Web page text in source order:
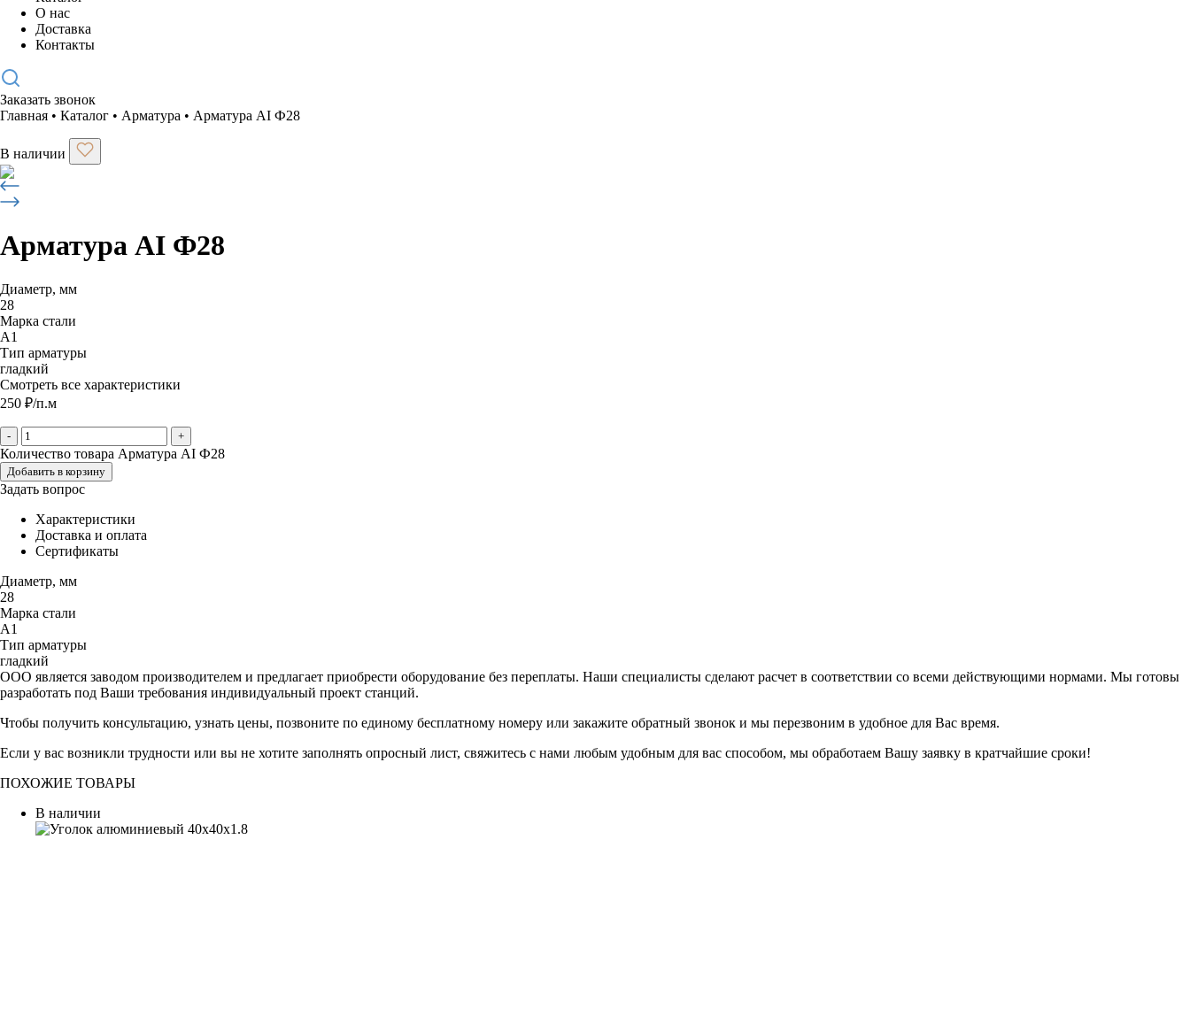
О нас
Доставка
Контакты
Заказать звонок
Главная • Каталог • Арматура • Арматура АI Ф28
В наличии
Арматура АI Ф28
Диаметр, мм
28
Марка стали
А1
Тип арматуры
гладкий
Смотреть все характеристики
250 ₽/п.м
- +
Количество товара Арматура АI Ф28
Добавить в корзину
Задать вопрос
Характеристики
Доставка и оплата
Сертификаты
Диаметр, мм
28
Марка стали
А1
Тип арматуры
гладкий
ООО является заводом производителем и предлагает приобрести оборудование без переплаты. Наши специалисты сделают расчет в соответствии со всеми действующими нормами. Мы готовы
разработать под Ваши требования индивидуальный проект станций.
Чтобы получить консультацию, узнать цены, позвоните по единому бесплатному номеру или закажите обратный звонок и мы перезвоним в удобное для Вас время.
Если у вас возникли трудности или вы не хотите заполнять опросный лист, свяжитесь с нами любым удобным для вас способом, мы обработаем Вашу заявку в кратчайшие сроки!
ПОХОЖИЕ ТОВАРЫ
В наличии